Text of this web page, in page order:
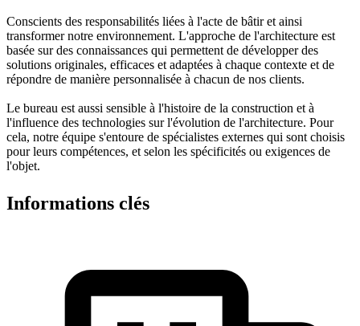
Conscients des responsabilités liées à l'acte de bâtir et ainsi
transformer notre environnement. L'approche de l'architecture est
basée sur des connaissances qui permettent de développer des
solutions originales, efficaces et adaptées à chaque contexte et de
répondre de manière personnalisée à chacun de nos clients.
Le bureau est aussi sensible à l'histoire de la construction et à
l'influence des technologies sur l'évolution de l'architecture. Pour
cela, notre équipe s'entoure de spécialistes externes qui sont choisis
pour leurs compétences, et selon les spécificités ou exigences de
l'objet.
Informations clés